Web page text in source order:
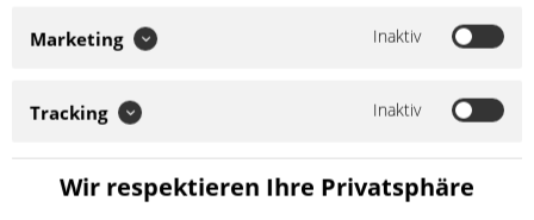
Marketing Inaktiv
Tracking Inaktiv
Wir respektieren Ihre Privatsphäre